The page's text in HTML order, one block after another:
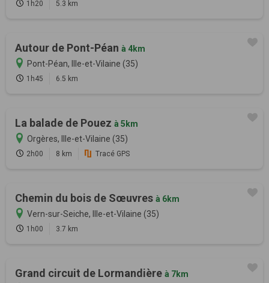
1h20 5.3 km
Autour de Pont-Péan à 4km
Pont-Péan, Ille-et-Vilaine (35)
1h45 6.5 km
La balade de Pouez à 5km
Orgères, Ille-et-Vilaine (35)
2h00 8 km Tracé GPS
Chemin du bois de Sœuvres à 6km
Vern-sur-Seiche, Ille-et-Vilaine (35)
1h00 3.7 km
Grand circuit de Lormandière à 7km